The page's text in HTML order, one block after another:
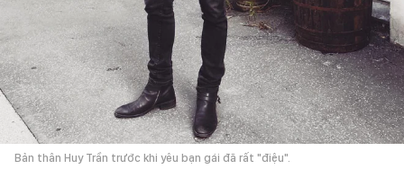
Bản thân Huy Trần trước khi yêu bạn gái đã rất "điệu".